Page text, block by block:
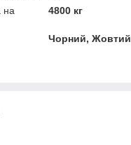
на
4800 кг
Чорний, Жовтий